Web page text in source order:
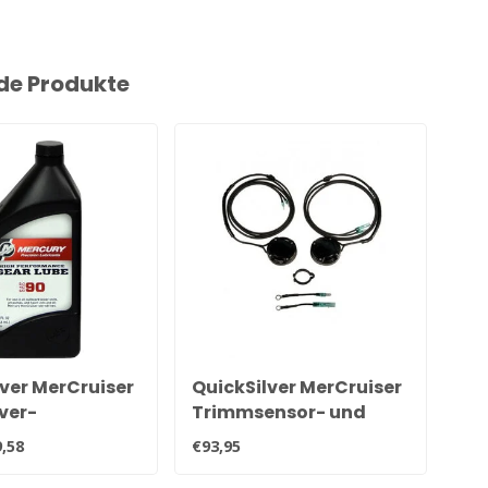
Produkte
MerCruiser
Hecköl
QuickSilver MerCruiser
Trimmsensor- und
Gebersatz für alle
Alpha und Bravo
€93,95